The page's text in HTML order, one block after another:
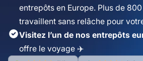
entrepôts en Europe. Plus de
travaillent sans relâche pour
Visitez l’un de nos entrepôts
offre le voyage ✈️